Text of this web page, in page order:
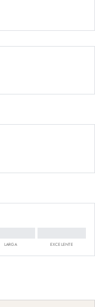
LARGA EXCELENTE